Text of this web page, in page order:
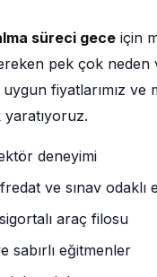
süreci gece için
pek çok neden
uygun fiyatlarımız ve
yaratıyoruz.
deneyimi
ve sınav odaklı
araç filosu
sabırlı eğitmenler